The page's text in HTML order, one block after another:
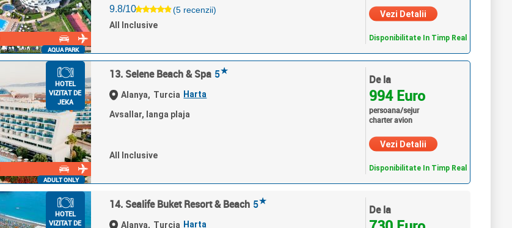
AQUA PARK
Vezi Detalii
Disponibilitate In Timp Real
9.8/10
(5 recenzii)
All Inclusive
HOTEL
VIZITAT DE
JEKA
ADULT ONLY
De la
994 Euro
persoana/sejur
charter avion
Vezi Detalii
Disponibilitate In Timp Real
13. Selene Beach & Spa 5★
Alanya, Turcia Harta
Avsallar, langa plaja
All Inclusive
HOTEL
VIZITAT DE
De la
14. Sealife Buket Resort & Beach 5★
Alanya, Turcia Harta